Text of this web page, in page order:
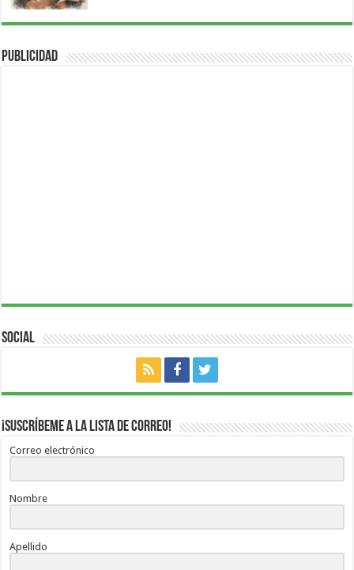
Publicidad
Social
¡Suscríbeme a la lista de correo!
Correo electrónico
Nombre
Apellido